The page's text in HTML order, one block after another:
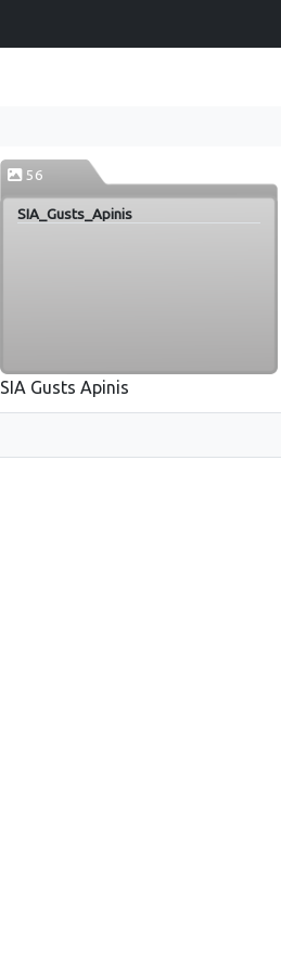
56
SIA_Gusts_Apinis
SIA Gusts Apinis